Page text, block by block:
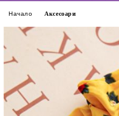
Начало Аксесоари